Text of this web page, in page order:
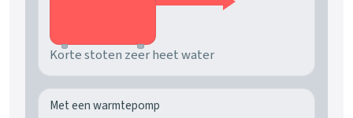
Korte stoten zeer heet water
Met een warmtepomp